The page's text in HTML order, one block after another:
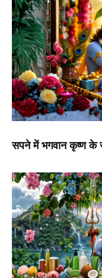
सपने में भगवान कृष्ण के